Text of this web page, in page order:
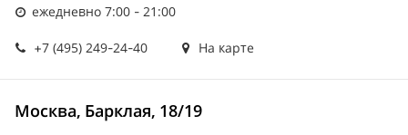
ежедневно 7:00 - 21:00
+7 (495) 249-24-40 На карте
Москва, Барклая, 18/19